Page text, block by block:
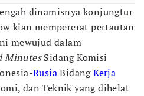
dinamisnya konjungtur
kian mempererat pertautan
mewujud dalam
MinutesSidang Komisi
RusiaBidangKerja
dan Teknik yang dihelat